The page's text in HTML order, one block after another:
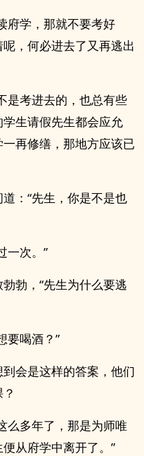
府学，那就不要考好
，何必进去了又再逃出
是考进去的，也总有些
生请假先生都会应允
再修缮，那地方应该已
：“先生，你是不是也
一次。”
勃，“先生为什么要逃
要喝酒？”
会是这样的答案，他们
么多年了，那是为师唯
从府学中离开了。”